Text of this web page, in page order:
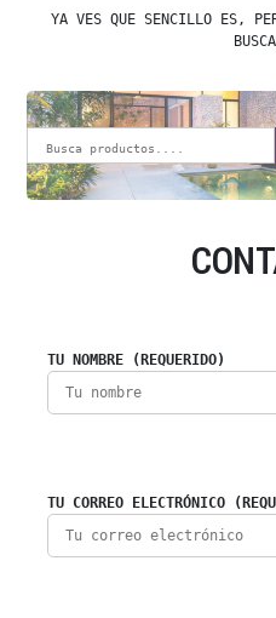
YA VES QUE SENCILLO ES,
TU NOMBRE (REQUERIDO)
TU CORREO ELECTRÓNICO